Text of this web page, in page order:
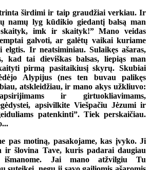
širdimi ir taip graudžiai verkiau. Ir
namų lyg kūdikio giedantį balsą man
imk ir skaityk!” Mano veidas
galvoti, ar galėtų vaikai kuriame
elgtis. Ir neatsiminiau. Sulaikęs ašaras,
kad tai dieviškas balsas, liepiąs man
pirmą pasitaikiusį skyrų. Skubiai
Alypijus (nes ten buvau palikęs
atskleidžiau, ir mano akys užkliuvo:
ir girtuokliavimams,
apsivilkite Viešpačiu Jėzumi ir
patenkinti”. Tiek perskaičiau.
pas motiną, pasakojame, kas įvyko. Ji
ir šlovina Tave, kuris padarai daugiau
Jai mano atžvilgiu Tu